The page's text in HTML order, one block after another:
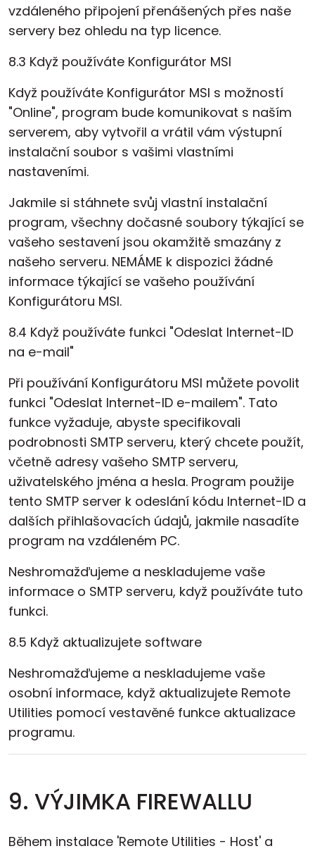
vzdáleného připojení přenášených přes naše
servery bez ohledu na typ licence.
8.3 Když používáte Konfigurátor MSI
Když používáte Konfigurátor MSI s možností
"Online", program bude komunikovat s naším
serverem, aby vytvořil a vrátil vám výstupní
instalační soubor s vašimi vlastními
nastaveními.
Jakmile si stáhnete svůj vlastní instalační
program, všechny dočasné soubory týkající se
vašeho sestavení jsou okamžitě smazány z
našeho serveru. NEMÁME k dispozici žádné
informace týkající se vašeho používání
Konfigurátoru MSI.
8.4 Když používáte funkci "Odeslat Internet-ID
na e-mail"
Při používání Konfigurátoru MSI můžete povolit
funkci "Odeslat Internet-ID e-mailem". Tato
funkce vyžaduje, abyste specifikovali
podrobnosti SMTP serveru, který chcete použít,
včetně adresy vašeho SMTP serveru,
uživatelského jména a hesla. Program použije
tento SMTP server k odeslání kódu Internet-ID a
dalších přihlašovacích údajů, jakmile nasadíte
program na vzdáleném PC.
Neshromažďujeme a neskladujeme vaše
informace o SMTP serveru, když používáte tuto
funkci.
8.5 Když aktualizujete software
Neshromažďujeme a neskladujeme vaše
osobní informace, když aktualizujete Remote
Utilities pomocí vestavěné funkce aktualizace
programu.
9. VÝJIMKA FIREWALLU
Během instalace 'Remote Utilities - Host' a